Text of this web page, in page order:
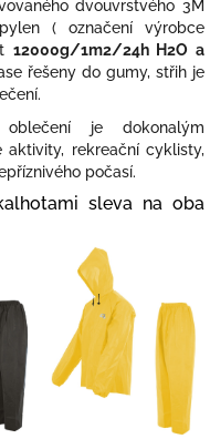
dvouvrstvého 3M
( označení výrobce
12000g/1m2/24h H2O a
řešeny do gumy, střih je
oblečení je dokonalým
rekreační cyklisty,
počasí.
sleva na oba